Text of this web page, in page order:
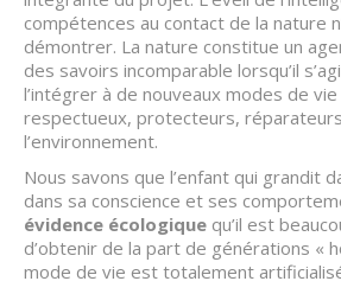
compétences au contact de la nature
démontrer. La nature constitue un
des savoirs incomparable lorsqu’il
l’intégrer à de nouveaux modes de
respectueux, protecteurs,
l’environnement.
Nous savons que l’enfant qui grandit
dans sa conscience et ses
évidence écologique qu’il est
d’obtenir de la part de générations «
mode de vie est totalement